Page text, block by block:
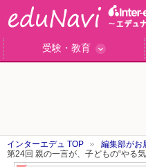
受験・教育
インターエデュ TOP 編集部がお
第24回 親の一言が、子どもの“やる